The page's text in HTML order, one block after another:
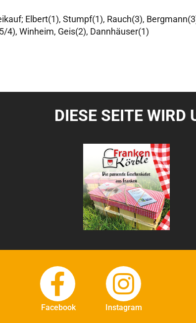
Elbert(1), Stumpf(1), Rauch(3),
4), Winheim, Geis(2), Dannhäuser(1)
DIESE SEITE WIRD
Facebook Instagram